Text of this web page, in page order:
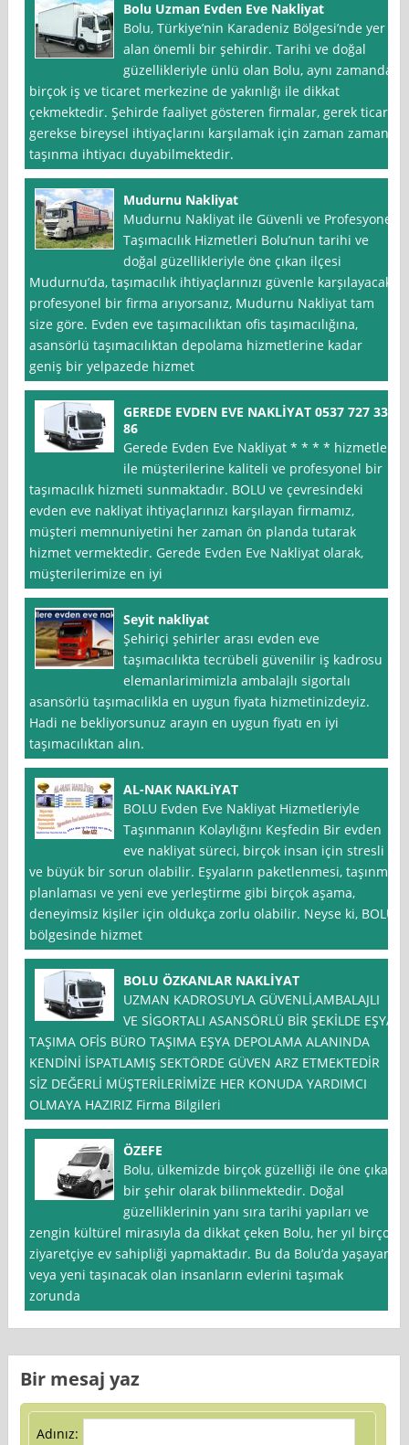
Bolu Uzman Evden Eve Nakliyat
Bolu, Türkiye’nin Karadeniz Bölgesi’nde yer
alan önemli bir şehirdir. Tarihi ve doğal
güzellikleriyle ünlü olan Bolu, aynı zamanda
birçok iş ve ticaret merkezine de yakınlığı ile dikkat
çekmektedir. Şehirde faaliyet gösteren firmalar, gerek ticari
gerekse bireysel ihtiyaçlarını karşılamak için zaman zaman
taşınma ihtiyacı duyabilmektedir.
Mudurnu Nakliyat
Mudurnu Nakliyat ile Güvenli ve Profesyonel
Taşımacılık Hizmetleri Bolu’nun tarihi ve
doğal güzellikleriyle öne çıkan ilçesi
Mudurnu’da, taşımacılık ihtiyaçlarınızı güvenle karşılayacak
profesyonel bir firma arıyorsanız, Mudurnu Nakliyat tam
size göre. Evden eve taşımacılıktan ofis taşımacılığına,
asansörlü taşımacılıktan depolama hizmetlerine kadar
geniş bir yelpazede hizmet
GEREDE EVDEN EVE NAKLİYAT 0537 727 33
86
Gerede Evden Eve Nakliyat * * * * hizmetleri
ile müşterilerine kaliteli ve profesyonel bir
taşımacılık hizmeti sunmaktadır. BOLU ve çevresindeki
evden eve nakliyat ihtiyaçlarınızı karşılayan firmamız,
müşteri memnuniyetini her zaman ön planda tutarak
hizmet vermektedir. Gerede Evden Eve Nakliyat olarak,
müşterilerimize en iyi
Seyit nakliyat
Şehiriçi şehirler arası evden eve
taşımacılıkta tecrübeli güvenilir iş kadrosu
elemanlarimimizla ambalajlı sigortalı
asansörlü taşımacılikla en uygun fiyata hizmetinizdeyiz.
Hadi ne bekliyorsunuz arayın en uygun fiyatı en iyi
taşımacılıktan alın.
AL-NAK NAKLiYAT
BOLU Evden Eve Nakliyat Hizmetleriyle
Taşınmanın Kolaylığını Keşfedin Bir evden
eve nakliyat süreci, birçok insan için stresli
ve büyük bir sorun olabilir. Eşyaların paketlenmesi, taşınma
planlaması ve yeni eve yerleştirme gibi birçok aşama,
deneyimsiz kişiler için oldukça zorlu olabilir. Neyse ki, BOLU
bölgesinde hizmet
BOLU ÖZKANLAR NAKLİYAT
UZMAN KADROSUYLA GÜVENLİ,AMBALAJLI
VE SİGORTALI ASANSÖRLÜ BİR ŞEKİLDE EŞYA
TAŞIMA OFİS BÜRO TAŞIMA EŞYA DEPOLAMA ALANINDA
KENDİNİ İSPATLAMIŞ SEKTÖRDE GÜVEN ARZ ETMEKTEDİR
SİZ DEĞERLİ MÜŞTERİLERİMİZE HER KONUDA YARDIMCI
OLMAYA HAZIRIZ Firma Bilgileri
ÖZEFE
Bolu, ülkemizde birçok güzelliği ile öne çıkan
bir şehir olarak bilinmektedir. Doğal
güzelliklerinin yanı sıra tarihi yapıları ve
zengin kültürel mirasıyla da dikkat çeken Bolu, her yıl birçok
ziyaretçiye ev sahipliği yapmaktadır. Bu da Bolu’da yaşayan
veya yeni taşınacak olan insanların evlerini taşımak
zorunda
Bir mesaj yaz
Adınız: